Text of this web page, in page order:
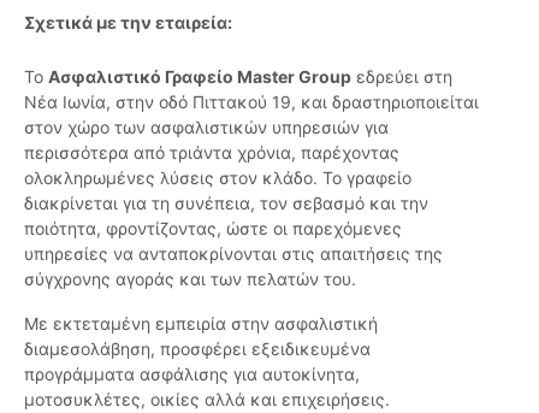
Σχετικά με την εταιρεία:
Το Ασφαλιστικό Γραφείο Master Group εδρεύει στη
Νέα Ιωνία, στην οδό Πιττακού 19, και δραστηριοποιείται
στον χώρο των ασφαλιστικών υπηρεσιών για
περισσότερα από τριάντα χρόνια, παρέχοντας
ολοκληρωμένες λύσεις στον κλάδο. Το γραφείο
διακρίνεται για τη συνέπεια, τον σεβασμό και την
ποιότητα, φροντίζοντας, ώστε οι παρεχόμενες
υπηρεσίες να ανταποκρίνονται στις απαιτήσεις της
σύγχρονης αγοράς και των πελατών του.
Με εκτεταμένη εμπειρία στην ασφαλιστική
διαμεσολάβηση, προσφέρει εξειδικευμένα
προγράμματα ασφάλισης για αυτοκίνητα,
μοτοσυκλέτες, οικίες αλλά και επιχειρήσεις.